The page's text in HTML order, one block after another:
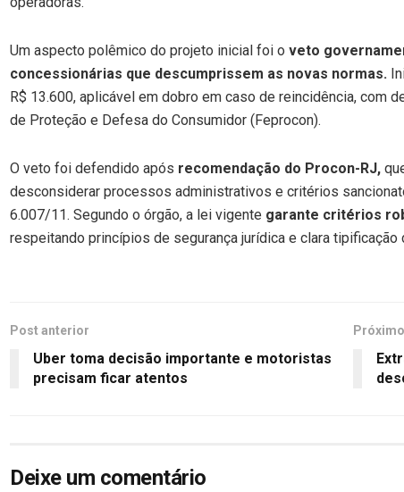
Um aspecto polêmico do projeto inicial foi o veto
concessionárias que descumprissem as novas normas.
R$ 13.600, aplicável em dobro em caso de reincidência, com
de Proteção e Defesa do Consumidor (Feprocon).
O veto foi defendido após recomendação do Procon-RJ,
desconsiderar processos administrativos e critérios
6.007/11. Segundo o órgão, a lei vigente garante critérios
respeitando princípios de segurança jurídica e clara tipificação
Post anterior
Uber toma decisão importante e motoristas
precisam ficar atentos
Deixe um comentário